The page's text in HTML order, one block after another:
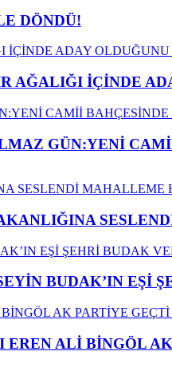
DÖNDÜ!
AĞALIĞI İÇİNDE
GÜN:YENİ
BUDAK’IN EŞİ
ALİ BİNGÖL